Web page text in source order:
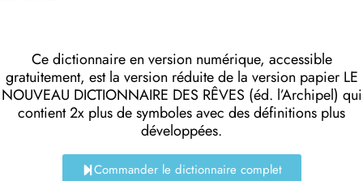
Ce dictionnaire en version numérique, accessible
gratuitement, est la version réduite de la version papier LE
NOUVEAU DICTIONNAIRE DES RÊVES (éd. l’Archipel) qui
contient 2x plus de symboles avec des définitions plus
développées.
Commander le dictionnaire complet